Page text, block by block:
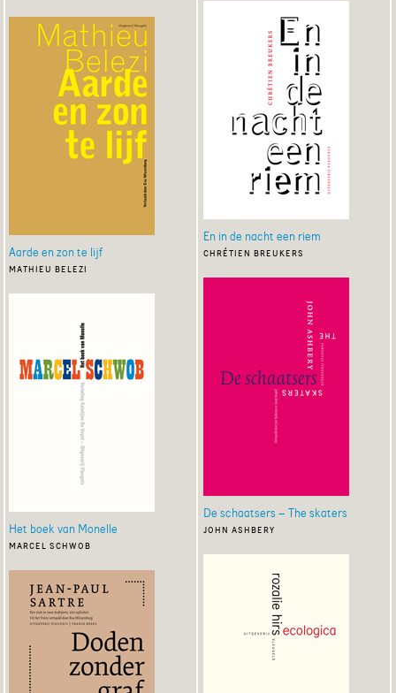
Aarde en zon te lijf
mathieu belezi
Het boek van Monelle
marcel schwob
En in de nacht een riem
chrétien breukers
De schaatsers – The skaters
john ashbery